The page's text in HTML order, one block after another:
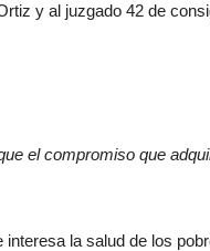
y al juzgado 42 de
el compromiso que
la salud de los